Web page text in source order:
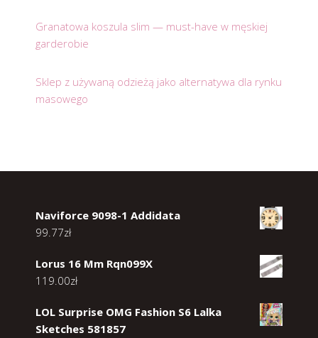
Granatowa koszula slim — must-have w męskiej
garderobie
Sklep z używaną odzieżą jako alternatywa dla rynku
masowego
Naviforce 9098-1 Addidata
99.77zł
Lorus 16 Mm Rqn099X
119.00zł
LOL Surprise OMG Fashion S6 Lalka
Sketches 581857